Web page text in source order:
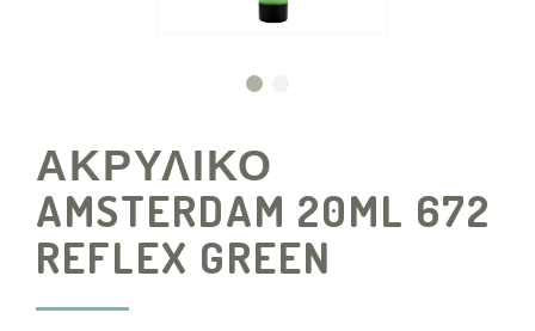
ΑΚΡΥΛΙΚΟ
AMSTERDAM 20ML 672
REFLEX GREEN